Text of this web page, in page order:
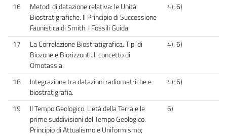
16
Metodi di datazione relativa: le Unità
Biostratigrafiche. Il Principio di Successione
Faunistica di Smith. I Fossili Guida.
4); 6)
17
La Correlazione Biostratigrafica. Tipi di
Biozone e Biorizzonti. Il concetto di
Omotassia.
4); 6)
18
Integrazione tra datazioni radiometriche e
biostratigrafia.
4); 6)
19
Il Tempo Geologico. L’età della Terra e le
prime suddivisioni del Tempo Geologico.
Principio di Attualismo e Uniformismo;
6)